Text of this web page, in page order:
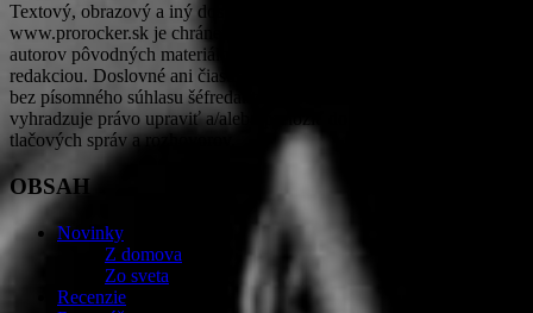
Textový, obrazový a iný dostupný obsah na stránkach
www.prorocker.sk je chránený autorskými právami PROROCKER,
autorov pôvodných materiálov a tretích strán na základe dohody s
redakciou. Doslovné ani čiastočné rozširovanie obsahu nie je možné
bez písomného súhlasu šéfredaktorky PROROCKER. Redakcia si
vyhradzuje právo upraviť a/alebo preložiť do slovenčiny obsah
tlačových správ a rozhovorov.
OBSAH
Novinky
Z domova
Zo sveta
Recenzie